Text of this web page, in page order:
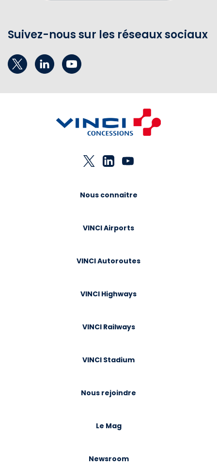
Suivez-nous sur les réseaux sociaux
Nous connaitre
VINCI Airports
VINCI Autoroutes
VINCI Highways
VINCI Railways
VINCI Stadium
Nous rejoindre
Le Mag
Newsroom